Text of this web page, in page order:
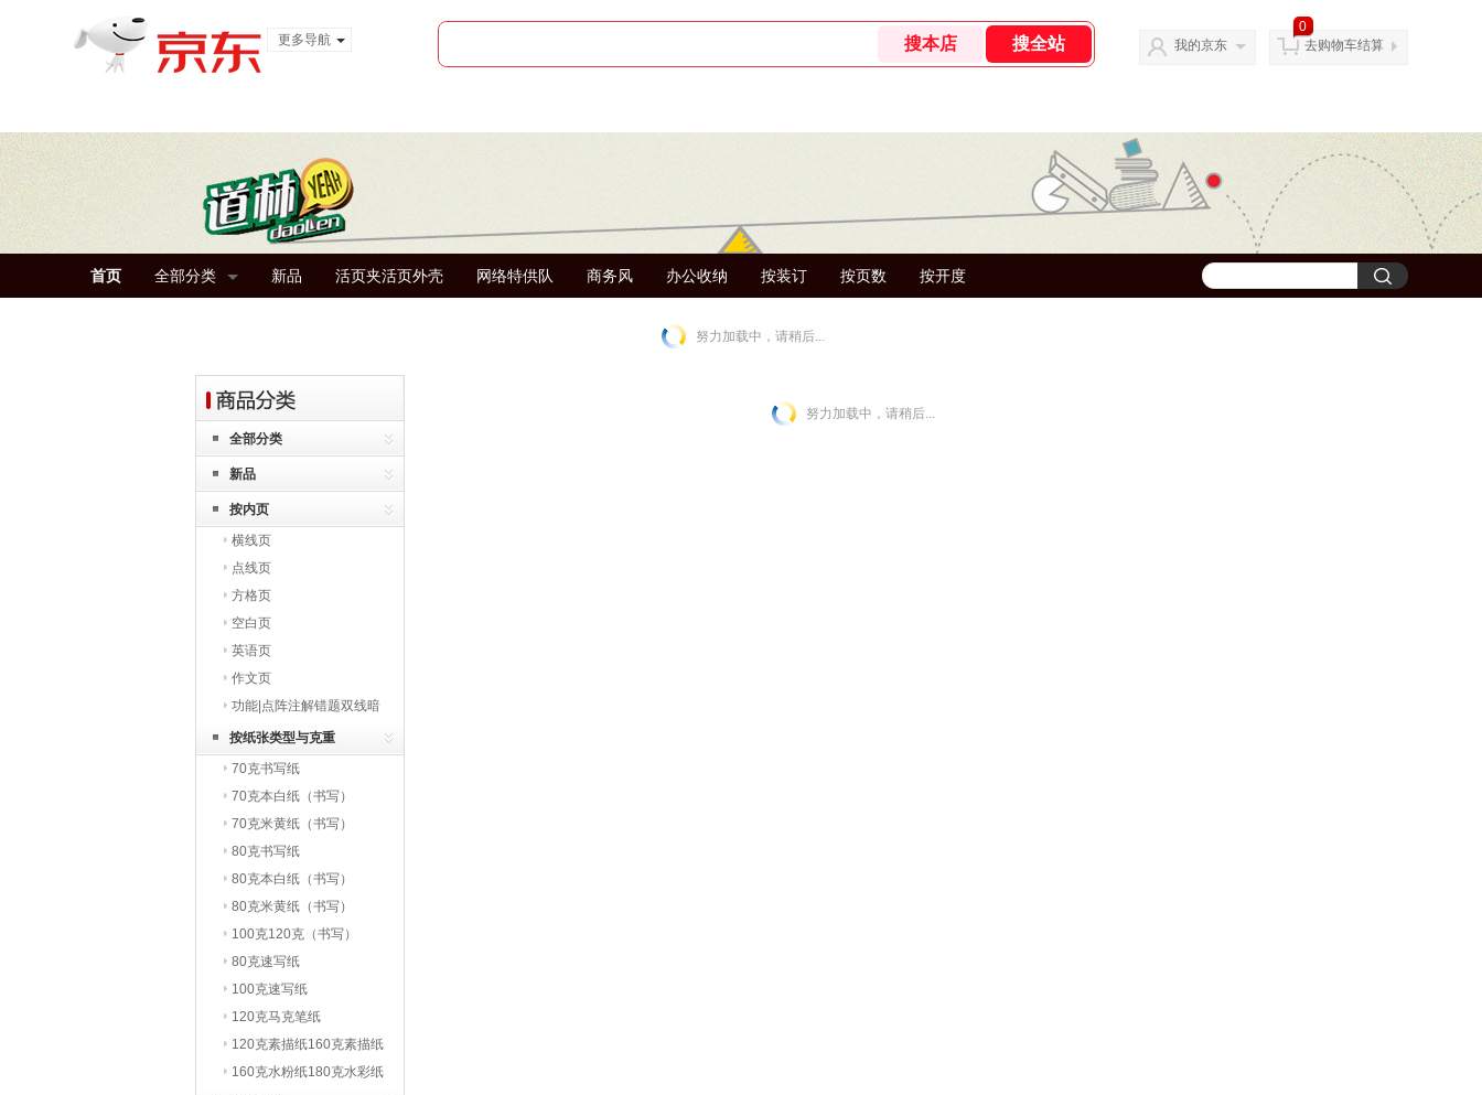
更多导航
我的京东
0
去购物车结算
首页 全部分类 新品 活页夹活页外壳 网络特供队 商务风 办公收纳 按装订 按页数 按开度
努力加载中，请稍后...
全部分类
新品
按内页
横线页
点线页
方格页
空白页
英语页
作文页
功能|点阵注解错题双线暗
线田字格米字格
按纸张类型与克重
70克书写纸
70克本白纸（书写）
70克米黄纸（书写）
80克书写纸
80克本白纸（书写）
80克米黄纸（书写）
100克120克（书写）
80克速写纸
100克速写纸
120克马克笔纸
120克素描纸160克素描纸
160克水粉纸180克水彩纸
努力加载中，请稍后...